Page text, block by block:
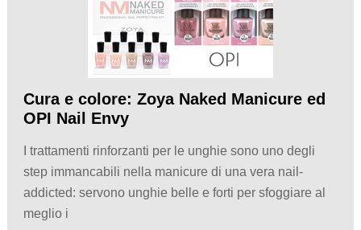
Cura e colore: Zoya Naked Manicure ed
OPI Nail Envy
I trattamenti rinforzanti per le unghie sono uno degli
step immancabili nella manicure di una vera nail-
addicted: servono unghie belle e forti per sfoggiare al
meglio i